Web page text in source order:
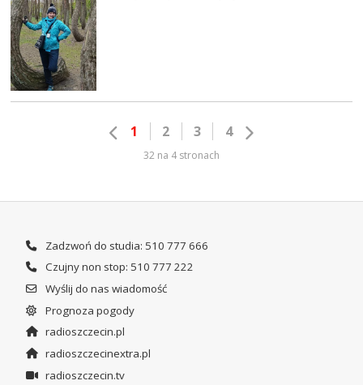
1 2 3 4
32 na 4 stronach
Zadzwoń do studia: 510 777 666
Czujny non stop: 510 777 222
Wyślij do nas wiadomość
Prognoza pogody
radioszczecin.pl
radioszczecinextra.pl
radioszczecin.tv